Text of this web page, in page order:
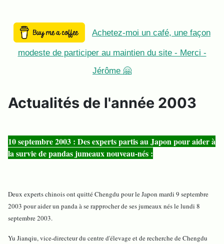
Achetez-moi un café, une façon
modeste de participer au maintien du site - Merci -
Jérôme 🤗
Actualités de l'année 2003
10 septembre 2003 : Des experts partis au Japon pour aider à
la survie de pandas jumeaux nouveau-nés :
Deux experts chinois ont quitté Chengdu pour le Japon mardi 9 septembre
2003 pour aider un panda à se rapprocher de ses jumeaux nés le lundi 8
septembre 2003.
Yu Jianqiu, vice-directeur du centre d'élevage et de recherche de Chengdu